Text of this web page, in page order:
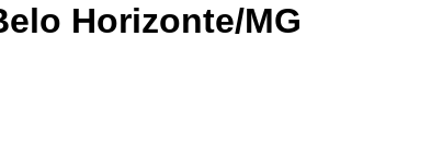
Horizonte/MG